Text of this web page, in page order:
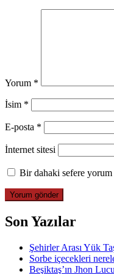
Yorum *
İsim *
E-posta *
İnternet sitesi
Bir dahaki sefere yorum
Son Yazılar
Şehirler Arası Yük
Sorbe içecekleri
Beşiktaş’ın Jhon